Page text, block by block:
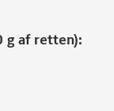
g af retten):